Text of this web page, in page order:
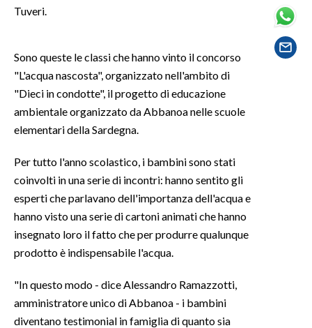
SPETTACOLI
SALUTE
SARDEGNA TURISMO
NOTIZIE
EVENTI
#CARAUNIONE
3 MINUTI CON
INSULARITÀ
INFO AZIENDE
Tuveri.
Sono queste le classi che hanno vinto il concorso
"L'acqua nascosta", organizzato nell'ambito di
"Dieci in condotte", il progetto di educazione
ambientale organizzato da Abbanoa nelle scuole
elementari della Sardegna.
Per tutto l'anno scolastico, i bambini sono stati
coinvolti in una serie di incontri: hanno sentito gli
esperti che parlavano dell'importanza dell'acqua e
hanno visto una serie di cartoni animati che hanno
insegnato loro il fatto che per produrre qualunque
prodotto è indispensabile l'acqua.
"In questo modo - dice Alessandro Ramazzotti,
amministratore unico di Abbanoa - i bambini
diventano testimonial in famiglia di quanto sia